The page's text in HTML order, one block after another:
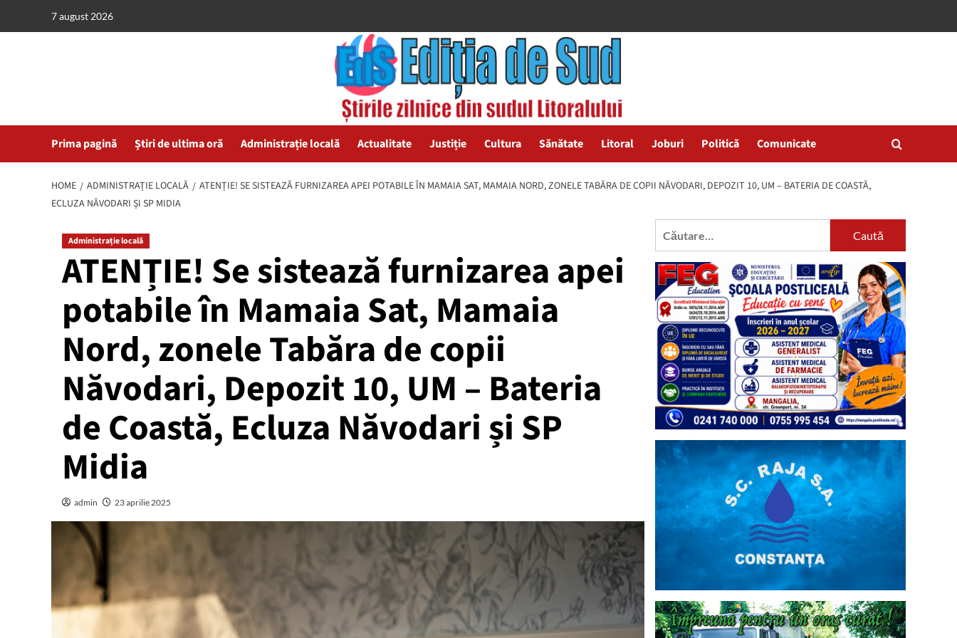
7 august 2026
Prima pagină Știri de ultima oră Administrație locală Actualitate Justiție Cultura Sănătate Litoral Joburi Politică Comunicate
HOME ADMINISTRAȚIE LOCALĂ
ATENȚIE! SE SISTEAZĂ FURNIZAREA APEI POTABILE ÎN MAMAIA SAT, MAMAIA NORD, ZONELE TABĂRA DE COPII NĂVODARI, DEPOZIT 10, UM – BATERIA DE COASTĂ,
ECLUZA NĂVODARI ȘI SP MIDIA
Administrație locală
ATENȚIE! Se sistează furnizarea apei
potabile în Mamaia Sat, Mamaia
Nord, zonele Tabăra de copii
Năvodari, Depozit 10, UM – Bateria
de Coastă, Ecluza Năvodari și SP
Midia
admin 23 aprilie 2025
Caută